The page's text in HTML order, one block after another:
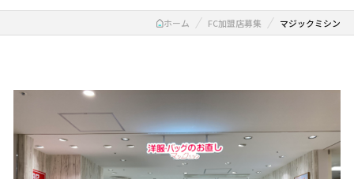
ホーム FC加盟店募集 マジックミシン